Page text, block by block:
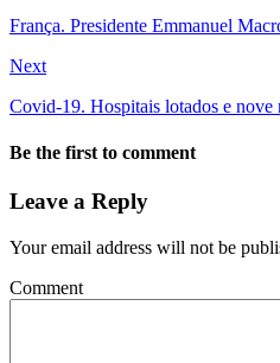
França. Presidente Emmanuel
Next
Covid-19. Hospitais lotados e nove
Be the first to comment
Leave a Reply
Your email address will not be
Comment